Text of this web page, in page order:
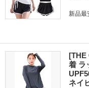
新品最
[THE
着 ラ
ネイ